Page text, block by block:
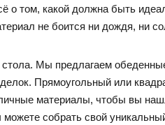
о том, какой должна быть
не боится ни дождя, ни
Мы предлагаем
Прямоугольный или
материалы, чтобы вы
собрать свой